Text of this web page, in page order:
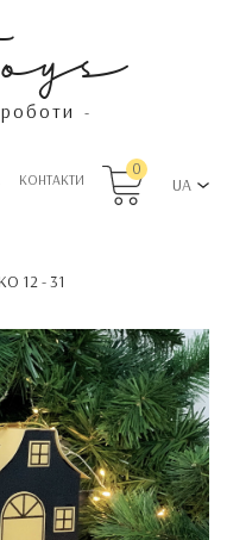
-
КОНТАКТИ
0
UA
12 - 31